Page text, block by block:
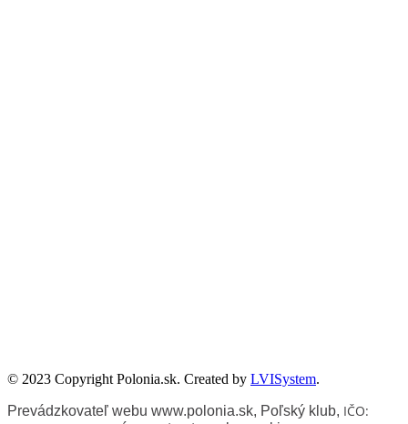
© 2023 Copyright Polonia.sk. Created by LVISystem.
Prevádzkovateľ webu www.polonia.sk, Poľský klub, IČO: